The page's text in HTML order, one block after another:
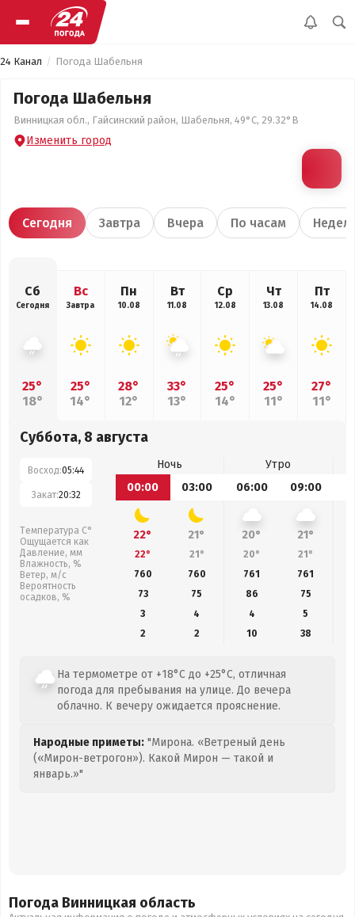
24 Канал Погода Шабельня
Погода Шабельня
Винницкая обл., Гайсинский район, Шабельня, 49°С, 29.32°В
Изменить город
Сегодня Завтра Вчера По часам
Сб
Сегодня
25°
18°
Вс
Завтра
25°
14°
Пн
10.08
28°
12°
Вт
11.08
33°
13°
Ср
12.08
25°
14°
Чт
13.08
25°
11°
Пт
14.08
27°
11°
Суббота, 8 августа
Восход:05:44
Закат:20:32
Температура С°
Ощущается как
Давление, мм
Влажность, %
Ветер, м/с
Вероятность
осадков, %
Ночь
Утро
00:00
03:00 06:00 09:00
22° 21° 20° 21°
22° 21° 20° 21°
760
760 761 761
73
75 86 75
3
4 4
5
2
2 10 38
На термометре от +18°C до +25°C, отличная
погода для пребывания на улице. До вечера
облачно. К вечеру ожидается прояснение.
Народные приметы: "Мирона. «Ветреный день
(«Мирон-ветрогон»). Какой Мирон — такой и
январь.»"
Погода Винницкая область